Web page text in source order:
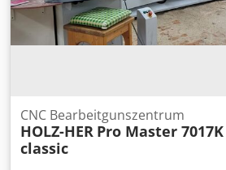
CNC Bearbeitgunszentrum
HOLZ-HER Pro Master 7017K
classic